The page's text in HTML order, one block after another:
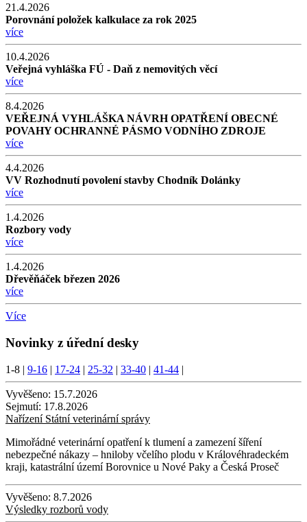
21.4.2026
Porovnání položek kalkulace za rok 2025
více
10.4.2026
Veřejná vyhláška FÚ - Daň z nemovitých věcí
více
8.4.2026
VEŘEJNÁ VYHLÁŠKA NÁVRH OPATŘENÍ OBECNÉ
POVAHY OCHRANNÉ PÁSMO VODNÍHO ZDROJE
více
4.4.2026
VV Rozhodnutí povolení stavby Chodník Dolánky
více
1.4.2026
Rozbory vody
více
1.4.2026
Dřevěňáček březen 2026
více
Více
Novinky z úřední desky
1-8 | 9-16 | 17-24 | 25-32 | 33-40 | 41-44 |
Vyvěšeno: 15.7.2026
Sejmutí: 17.8.2026
Nařízení Státní veterinární správy
Mimořádné veterinární opatření k tlumení a zamezení šíření
nebezpečné nákazy – hniloby včelího plodu v Královéhradeckém
kraji, katastrální území Borovnice u Nové Paky a Česká Proseč
Vyvěšeno: 8.7.2026
Výsledky rozborů vody